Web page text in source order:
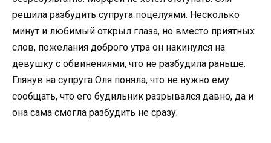
решила разбудить супруга поцелуями. Несколько
минут и любимый открыл глаза, но вместо приятных
слов, пожелания доброго утра он накинулся на
девушку с обвинениями, что не разбудила раньше.
Глянув на супруга Оля поняла, что не нужно ему
сообщать, что его будильник разрывался давно, да и
она сама смогла разбудить не сразу.